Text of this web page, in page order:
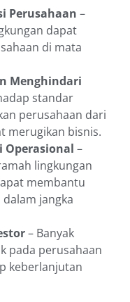
Perusahaan –
dapat
di mata
Menghindari
standar
perusahaan dari
merugikan bisnis.
Operasional –
lingkungan
membantu
jangka
– Banyak
pada perusahaan
keberlanjutan